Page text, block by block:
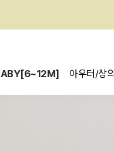
아우터/상의